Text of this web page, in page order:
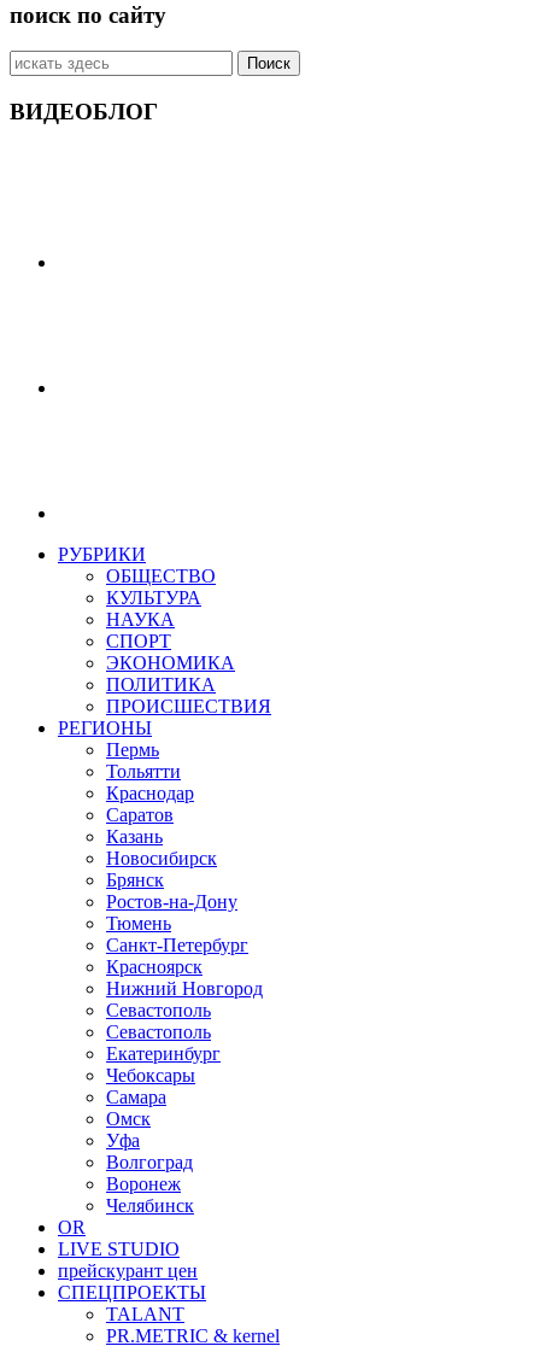
поиск по сайту
Искать:
ВИДЕОБЛОГ
РУБРИКИ
ОБЩЕСТВО
КУЛЬТУРА
НАУКА
СПОРТ
ЭКОНОМИКА
ПОЛИТИКА
ПРОИСШЕСТВИЯ
РЕГИОНЫ
Пермь
Тольятти
Краснодар
Саратов
Казань
Новосибирск
Брянск
Ростов-на-Дону
Тюмень
Санкт-Петербург
Красноярск
Нижний Новгород
Севастополь
Севастополь
Екатеринбург
Чебоксары
Самара
Омск
Уфа
Волгоград
Воронеж
Челябинск
OR
LIVE STUDIO
прейскурант цен
СПЕЦПРОЕКТЫ
TALANT
PR.METRIC & kernel